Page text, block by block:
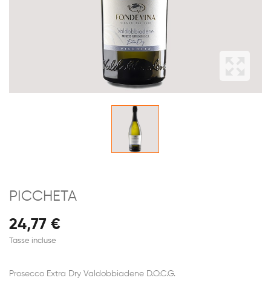
PICCHETA
24,77 €
Tasse incluse
Prosecco Extra Dry Valdobbiadene D.O.C.G.